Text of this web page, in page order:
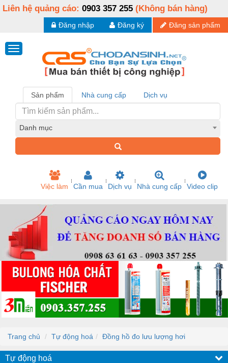
Liên hệ quảng cáo: 0903 357 255 (Không bán hàng)
Đăng sản phẩm
Đăng ký
Đăng nhập
Sản phẩm Nhà cung cấp Dịch vụ
Danh mục
Việc làm Cần mua Dịch vụ Nhà cung cấp Video clip
Trang chủ Tự động hoá Đồng hồ đo lưu lượng hơi
Tự động hoá